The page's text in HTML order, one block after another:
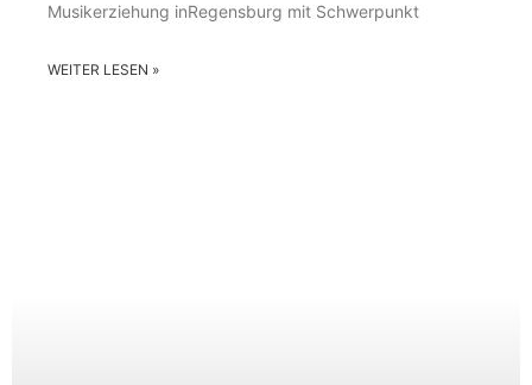
Musikerziehung inRegensburg mit Schwerpunkt
WEITER LESEN »